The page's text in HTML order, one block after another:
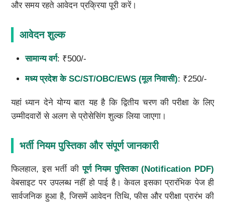
और समय रहते आवेदन प्रक्रिया पूरी करें।
आवेदन शुल्क
सामान्य वर्ग: ₹500/-
मध्य प्रदेश के SC/ST/OBC/EWS (मूल निवासी): ₹250/-
यहां ध्यान देने योग्य बात यह है कि द्वितीय चरण की परीक्षा के लिए
उम्मीदवारों से अलग से प्रोसेसिंग शुल्क लिया जाएगा।
भर्ती नियम पुस्तिका और संपूर्ण जानकारी
फिलहाल, इस भर्ती कीपूर्ण नियम पुस्तिका (Notification PDF)
वेबसाइट पर उपलब्ध नहीं हो पाई है। केवल इसका प्रारंभिक पेज ही
सार्वजनिक हुआ है, जिसमें आवेदन तिथि, फीस और परीक्षा प्रारंभ की